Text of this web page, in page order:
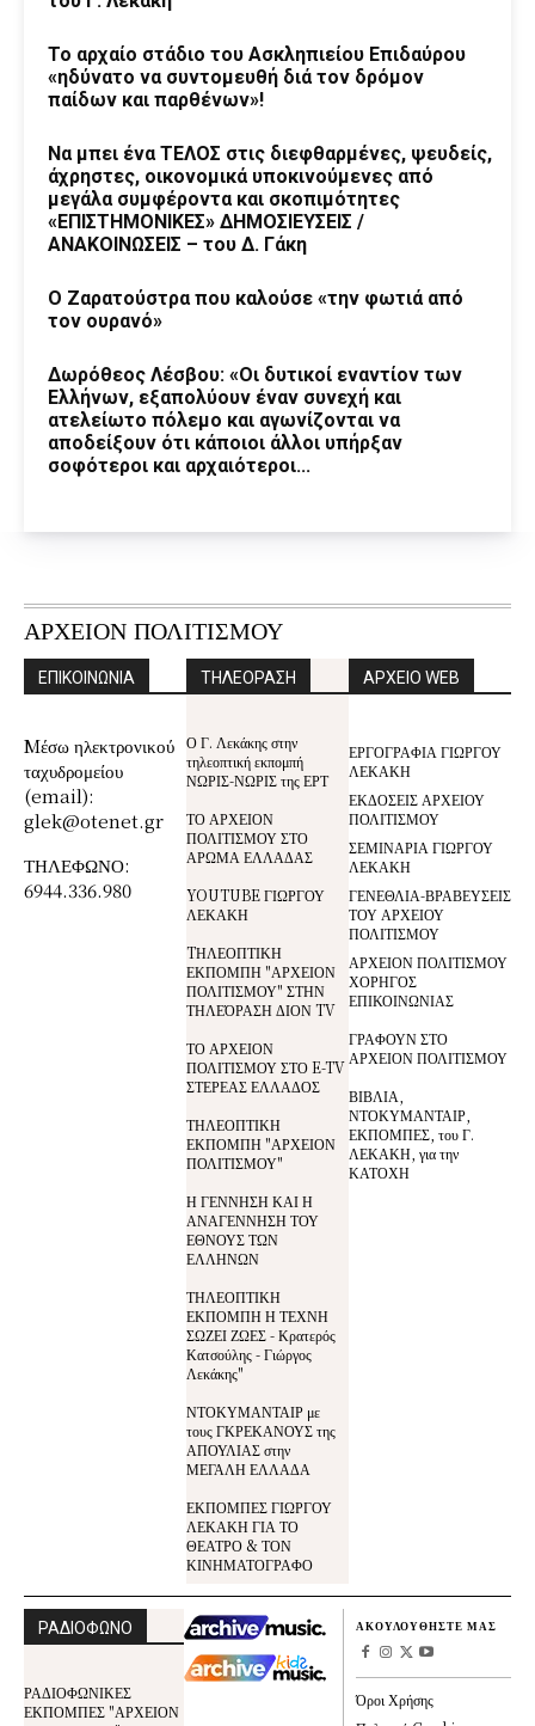
Το αρχαίο στάδιο του Ασκληπιείου Επιδαύρου
«ηδύνατο να συντομευθή διά τον δρόμον
παίδων και παρθένων»!
Να μπει ένα ΤΕΛΟΣ στις διεφθαρμένες, ψευδείς,
άχρηστες, οικονομικά υποκινούμενες από
μεγάλα συμφέροντα και σκοπιμότητες
«ΕΠΙΣΤΗΜΟΝΙΚΕΣ» ΔΗΜΟΣΙΕΥΣΕΙΣ /
ΑΝΑΚΟΙΝΩΣΕΙΣ – του Δ. Γάκη
Ο Ζαρατούστρα που καλούσε «την φωτιά από
τον ουρανό»
Δωρόθεος Λέσβου: «Οι δυτικοί εναντίον των
Ελλήνων, εξαπολύουν έναν συνεχή και
ατελείωτο πόλεμο και αγωνίζονται να
αποδείξουν ότι κάποιοι άλλοι υπήρξαν
σοφότεροι και αρχαιότεροι...
ΑΡΧΕΙΟΝ ΠΟΛΙΤΙΣΜΟΥ
ΕΠΙΚΟΙΝΩΝΙΑ
Mέσω ηλεκτρονικού
ταχυδρομείου
(email):
glek@otenet.gr
ΤΗΛΕΦΩΝΟ:
6944.336.980
ΤΗΛΕΟΡΑΣΗ
Ο Γ. Λεκάκης στην
τηλεοπτική εκπομπή
ΝΩΡΙΣ-ΝΩΡΙΣ της ΕΡΤ
ΤΟ ΑΡΧΕΙΟΝ
ΠΟΛΙΤΙΣΜΟΥ ΣΤΟ
ΑΡΩΜΑ ΕΛΛΑΔΑΣ
YOUTUBE ΓΙΩΡΓΟΥ
ΛΕΚΑΚΗ
TΗΛΕΟΠΤΙΚΗ
ΕΚΠΟΜΠΗ "ΑΡΧΕΙΟΝ
ΠΟΛΙΤΙΣΜΟΥ" ΣΤΗΝ
ΤΗΛΕΌΡΑΣΗ ΔΙΟΝ TV
ΤΟ ΑΡΧΕΙΟΝ
ΠΟΛΙΤΙΣΜΟΥ ΣΤΟ E-TV
ΣΤΕΡΕΑΣ ΕΛΛΑΔΟΣ
ΤΗΛΕΟΠΤΙΚΗ
ΕΚΠΟΜΠΗ "ΑΡΧΕΙΟΝ
ΠΟΛΙΤΙΣΜΟΥ"
Η ΓΕΝΝΗΣΗ ΚΑΙ Η
ΑΝΑΓΕΝΝΗΣΗ ΤΟΥ
ΕΘΝΟΥΣ ΤΩΝ
ΕΛΛΗΝΩΝ
ΤΗΛΕΟΠΤΙΚΗ
ΕΚΠΟΜΠΗ Η ΤΕΧΝΗ
ΣΩΖΕΙ ΖΩΕΣ - Κρατερός
Κατσούλης - Γιώργος
Λεκάκης"
ΝΤΟΚΥΜΑΝΤΑΙΡ με
τους ΓΚΡΕΚΑΝΟΥΣ της
ΑΠΟΥΛΙΑΣ στην
ΜΕΓΑΛΗ ΕΛΛΑΔΑ
ΕΚΠΟΜΠΕΣ ΓΙΩΡΓΟΥ
ΛΕΚΑΚΗ ΓΙΑ ΤΟ
ΘΕΑΤΡΟ & ΤΟΝ
ΚΙΝΗΜΑΤΟΓΡΑΦΟ
ΑΡΧΕΙΟ WEB
ΕΡΓΟΓΡΑΦΙΑ ΓΙΩΡΓΟΥ
ΛΕΚΑΚΗ
ΕΚΔΟΣΕΙΣ ΑΡΧΕΙΟΥ
ΠΟΛΙΤΙΣΜΟΥ
ΣΕΜΙΝΑΡΙΑ ΓΙΩΡΓΟΥ
ΛΕΚΑΚΗ
ΓΕΝΕΘΛΙΑ-ΒΡΑΒΕΥΣΕΙΣ
ΤΟΥ ΑΡΧΕΙΟΥ
ΠΟΛΙΤΙΣΜΟΥ
ΑΡΧΕΙΟΝ ΠΟΛΙΤΙΣΜΟΥ
ΧΟΡΗΓΟΣ
ΕΠΙΚΟΙΝΩΝΙΑΣ
ΓΡΑΦΟΥΝ ΣΤΟ
ΑΡΧΕΙΟΝ ΠΟΛΙΤΙΣΜΟΥ
ΒΙΒΛΙΑ,
ΝΤΟΚΥΜΑΝΤΑΙΡ,
ΕΚΠΟΜΠΕΣ, του Γ.
ΛΕΚΑΚΗ, για την
ΚΑΤΟΧΗ
ΡΑΔΙΟΦΩΝΟ
ΡΑΔΙΟΦΩΝΙΚΕΣ
ΕΚΠΟΜΠΕΣ "ΑΡΧΕΙΟΝ
ΑΚΟΥΛΟΥΘΗΣΤΕ ΜΑΣ
Όροι Χρήσης